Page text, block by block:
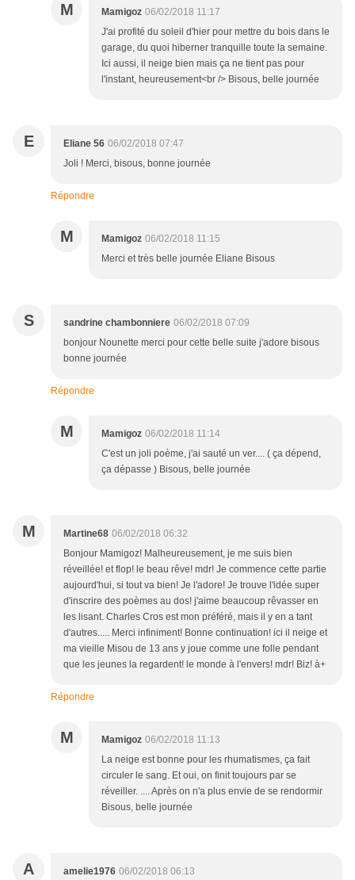
M Mamigoz 06/02/2018 11:17
J'ai profité du soleil d'hier pour mettre du bois dans le
garage, du quoi hiberner tranquille toute la semaine.
Ici aussi, il neige bien mais ça ne tient pas pour
l'instant, heureusement<br /> Bisous, belle journée
E Eliane 56 06/02/2018 07:47
Joli ! Merci, bisous, bonne journée
Répondre
M Mamigoz 06/02/2018 11:15
Merci et très belle journée Eliane Bisous
S sandrine chambonniere 06/02/2018 07:09
bonjour Nounette merci pour cette belle suite j'adore bisous
bonne journée
Répondre
M Mamigoz 06/02/2018 11:14
C'est un joli poème, j'ai sauté un ver.... ( ça dépend,
ça dépasse ) Bisous, belle journée
M Martine68 06/02/2018 06:32
Bonjour Mamigoz! Malheureusement, je me suis bien
réveillée! et flop! le beau rêve! mdr! Je commence cette partie
aujourd'hui, si tout va bien! Je l'adore! Je trouve l'idée super
d'inscrire des poèmes au dos! j'aime beaucoup rêvasser en
les lisant. Charles Cros est mon préféré, mais il y en a tant
d'autres..... Merci infiniment! Bonne continuation! ici il neige et
ma vieille Misou de 13 ans y joue comme une folle pendant
que les jeunes la regardent! le monde à l'envers! mdr! Biz! à+
Répondre
M Mamigoz 06/02/2018 11:13
La neige est bonne pour les rhumatismes, ça fait
circuler le sang. Et oui, on finit toujours par se
réveiller. .... Après on n'a plus envie de se rendormir
Bisous, belle journée
A amelie1976 06/02/2018 06:13